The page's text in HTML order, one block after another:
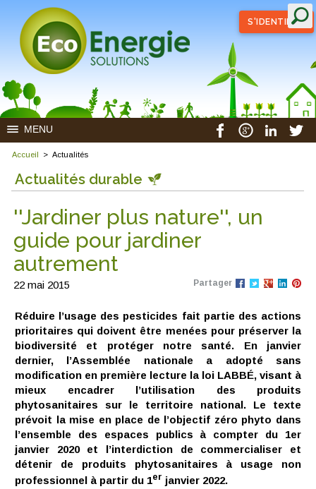
S'IDENTIFIER
MENU
Accueil > Actualités
Actualités durable
''Jardiner plus nature'', un
guide pour jardiner
autrement
22 mai 2015 Partager
Réduire l’usage des pesticides fait partie des actions
prioritaires qui doivent être menées pour préserver la
biodiversité et protéger notre santé. En janvier
dernier, l’Assemblée nationale a adopté sans
modification en première lecture la loi LABBÉ, visant à
mieux encadrer l’utilisation des produits
phytosanitaires sur le territoire national. Le texte
prévoit la mise en place de l’objectif zéro phyto dans
l’ensemble des espaces publics à compter du 1er
janvier 2020 et l’interdiction de commercialiser et
détenir de produits phytosanitaires à usage non
professionnel à partir du 1er janvier 2022.